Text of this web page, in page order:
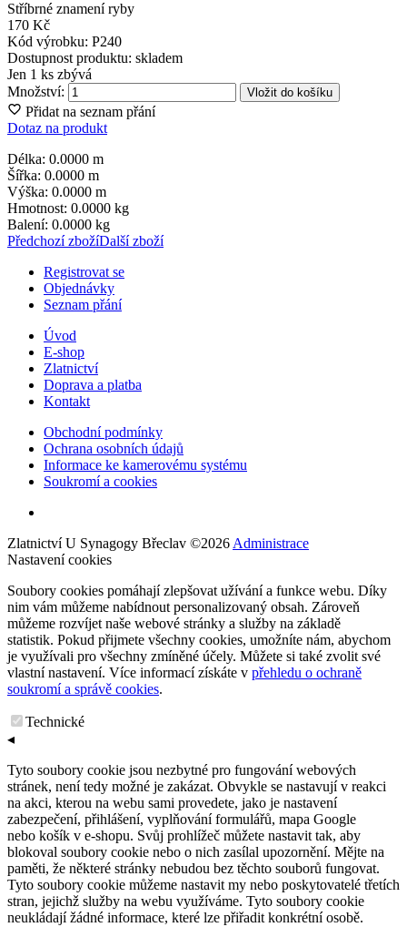
Stříbrné znamení ryby
170 Kč
Kód výrobku: P240
Dostupnost produktu: skladem
Jen 1 ks zbývá
Množství:
Vložit do košíku
Přidat na seznam přání
Dotaz na produkt
Délka: 0.0000 m
Šířka: 0.0000 m
Výška: 0.0000 m
Hmotnost: 0.0000 kg
Balení: 0.0000 kg
Předchozí zbožíDalší zboží
Registrovat se
Objednávky
Seznam přání
Úvod
E-shop
Zlatnictví
Doprava a platba
Kontakt
Obchodní podmínky
Ochrana osobních údajů
Informace ke kamerovému systému
Soukromí a cookies
Zlatnictví U Synagogy Břeclav ©2026Administrace
Nastavení cookies
Soubory cookies pomáhají zlepšovat užívání a funkce webu. Díky
nim vám můžeme nabídnout personalizovaný obsah. Zároveň
můžeme rozvíjet naše webové stránky a služby na základě
statistik. Pokud přijmete všechny cookies, umožníte nám, abychom
je využívali pro všechny zmíněné účely. Můžete si také zvolit své
vlastní nastavení. Více informací získáte v přehledu o ochraně
soukromí a správě cookies.
Technické
◂
Tyto soubory cookie jsou nezbytné pro fungování webových
stránek, není tedy možné je zakázat. Obvykle se nastavují v reakci
na akci, kterou na webu sami provedete, jako je nastavení
zabezpečení, přihlášení, vyplňování formulářů, mapa Google
nebo košík v e-shopu. Svůj prohlížeč můžete nastavit tak, aby
blokoval soubory cookie nebo o nich zasílal upozornění. Mějte na
paměti, že některé stránky nebudou bez těchto souborů fungovat.
Tyto soubory cookie můžeme nastavit my nebo poskytovatelé třetích
stran, jejichž služby na webu využíváme. Tyto soubory cookie
neukládají žádné informace, které lze přiřadit konkrétní osobě.